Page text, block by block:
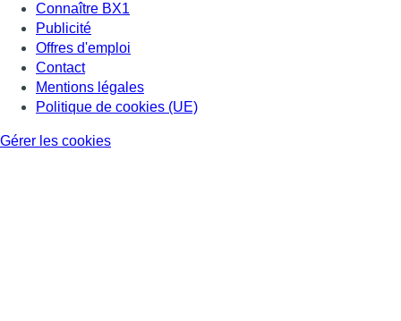
Connaître BX1
Publicité
Offres d'emploi
Contact
Mentions légales
Politique de cookies (UE)
Gérer les cookies